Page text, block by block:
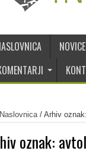
NOVICE
Naslovnica/ Arhiv
oznak: